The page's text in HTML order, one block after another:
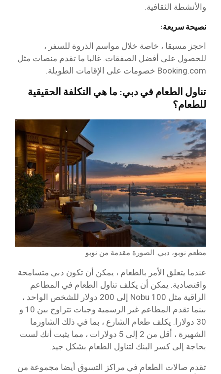
والأنشطة الثقافية.
نصيحة سريعة:
احجز مسبقا ، خاصة خلال مواسم الذروة للسفر ،
للحصول على أفضل الصفقات. غالبا ما تقدم منصات مثل
Booking.com خصومات على الإقامات الطويلة.
تناول الطعام في دبي: ما هي التكلفة الحقيقية
للطعام؟
مطعم نوبو، دبي. الصورة مقدمة من نوبو
عندما يتعلق الأمر بالطعام ، يمكن أن تكون دبي متسامحة
واقتصادية. يمكن أن يكلف تناول الطعام في المطاعم
الراقية مثل Nobu 100 إلى 200 دولار للشخص الواحد ،
بينما تقدم المطاعم غير الرسمية وجبات تتراوح بين 10 و
30 دولارا. يكلف طعام الشارع ، بما في ذلك الشاورما
الشهيرة ، أقل من 2 إلى 5 دولارات ، مما يثبت أنك لست
بحاجة إلى كسر البنك لتناول الطعام بشكل جيد.
تقدم صالات الطعام في مراكز التسوق أيضا مجموعة من